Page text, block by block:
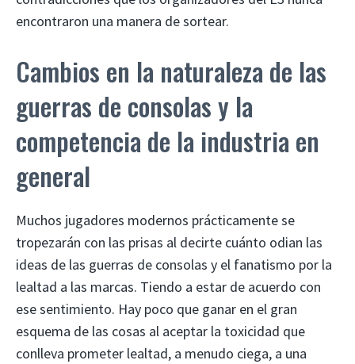
encontraron una manera de sortear.
Cambios en la naturaleza de las
guerras de consolas y la
competencia de la industria en
general
Muchos jugadores modernos prácticamente se
tropezarán con las prisas al decirte cuánto odian las
ideas de las guerras de consolas y el fanatismo por la
lealtad a las marcas. Tiendo a estar de acuerdo con
ese sentimiento. Hay poco que ganar en el gran
esquema de las cosas al aceptar la toxicidad que
conlleva prometer lealtad, a menudo ciega, a una